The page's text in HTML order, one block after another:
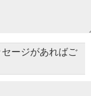
ージがあればご